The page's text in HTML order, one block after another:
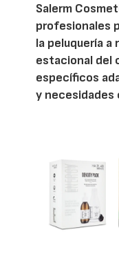
Salerm
profesionales
la peluquería a
estacional del
específicos
y necesidades